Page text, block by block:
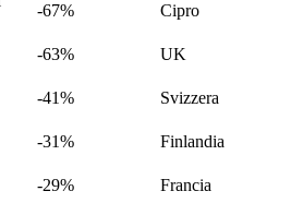
-67%
Cipro
-63%
UK
-41%
Svizzera
-31%
Finlandia
-29%
Francia